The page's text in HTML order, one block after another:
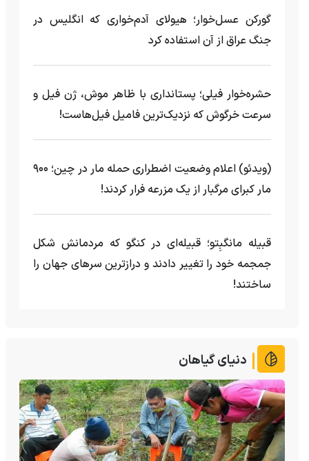
گورکن عسل‌خوار؛ هیولای آدم‌خواری که انگلیس در
جنگ عراق از آن استفاده کرد
حشره‌خوار فیلی؛ پستانداری با ظاهر موش، ژن فیل و
سرعت خرگوش که نزدیک‌ترین فامیل فیل‌هاست!
(ویدئو) اعلام وضعیت اضطراری حمله مار‌ در چین؛ ۹۰۰
مار کبرای مرگبار از یک مزرعه‌ فرار کردند!
قبیله مانگبِتو؛ قبیله‌ای در کنگو که مردمانش شکل
جمجمه خود را تغییر دادند و درازترین سرهای جهان را
ساختند!
دنیای گیاهان